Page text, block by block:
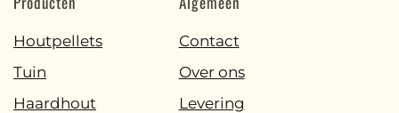
Houtpellets
Tuin
Haardhout
Contact
Over ons
Levering